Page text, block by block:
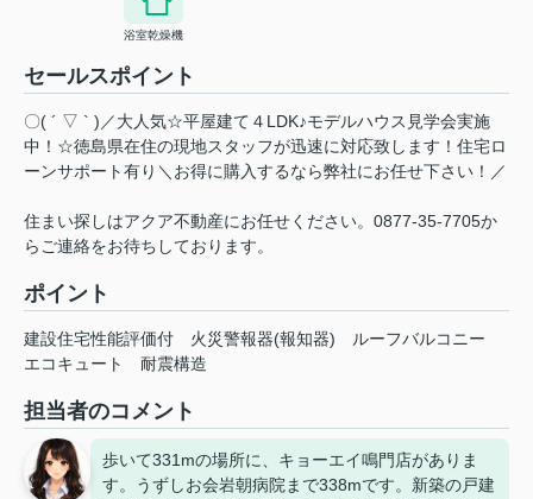
浴室乾燥機
セールスポイント
〇( ´ ▽ ` )／大人気☆平屋建て４LDK♪モデルハウス見学会実施
中！☆徳島県在住の現地スタッフが迅速に対応致します！住宅ロ
ーンサポート有り＼お得に購入するなら弊社にお任せ下さい！／
住まい探しはアクア不動産にお任せください。0877-35-7705か
らご連絡をお待ちしております。
ポイント
建設住宅性能評価付 火災警報器(報知器)
ルーフバルコニー
エコキュート
耐震構造
担当者のコメント
歩いて331mの場所に、キョーエイ鳴門店がありま
す。うずしお会岩朝病院まで338mです。新築の戸建